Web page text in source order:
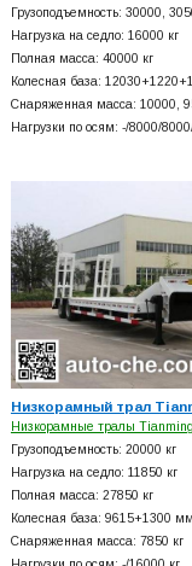
Грузоподъемность: 30000,
Нагрузка на седло: 16000 кг
Полная масса: 40000 кг
Колесная база: 12030+1220+
Снаряженная масса: 10000,
Нагрузки по осям: -/8000/
Низкорамный трал
Низкорамные тралы Tianming
Грузоподъемность: 20000 кг
Нагрузка на седло: 11850 кг
Полная масса: 27850 кг
Колесная база: 9615+1300 мм
Снаряженная масса: 7850 кг